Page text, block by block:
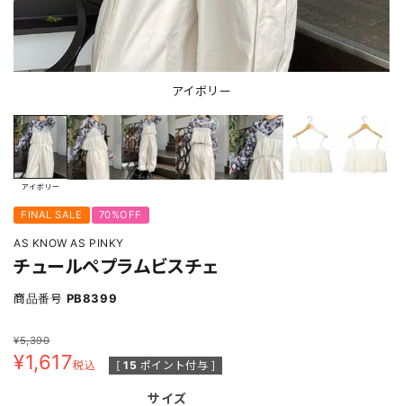
アイボリー
アイボリー
FINAL SALE 70%OFF
AS KNOW AS PINKY
チュールペプラムビスチェ
商品番号 PB8399
¥5,390
¥1,617税込 [ 15 ポイント付与 ]
サイズ